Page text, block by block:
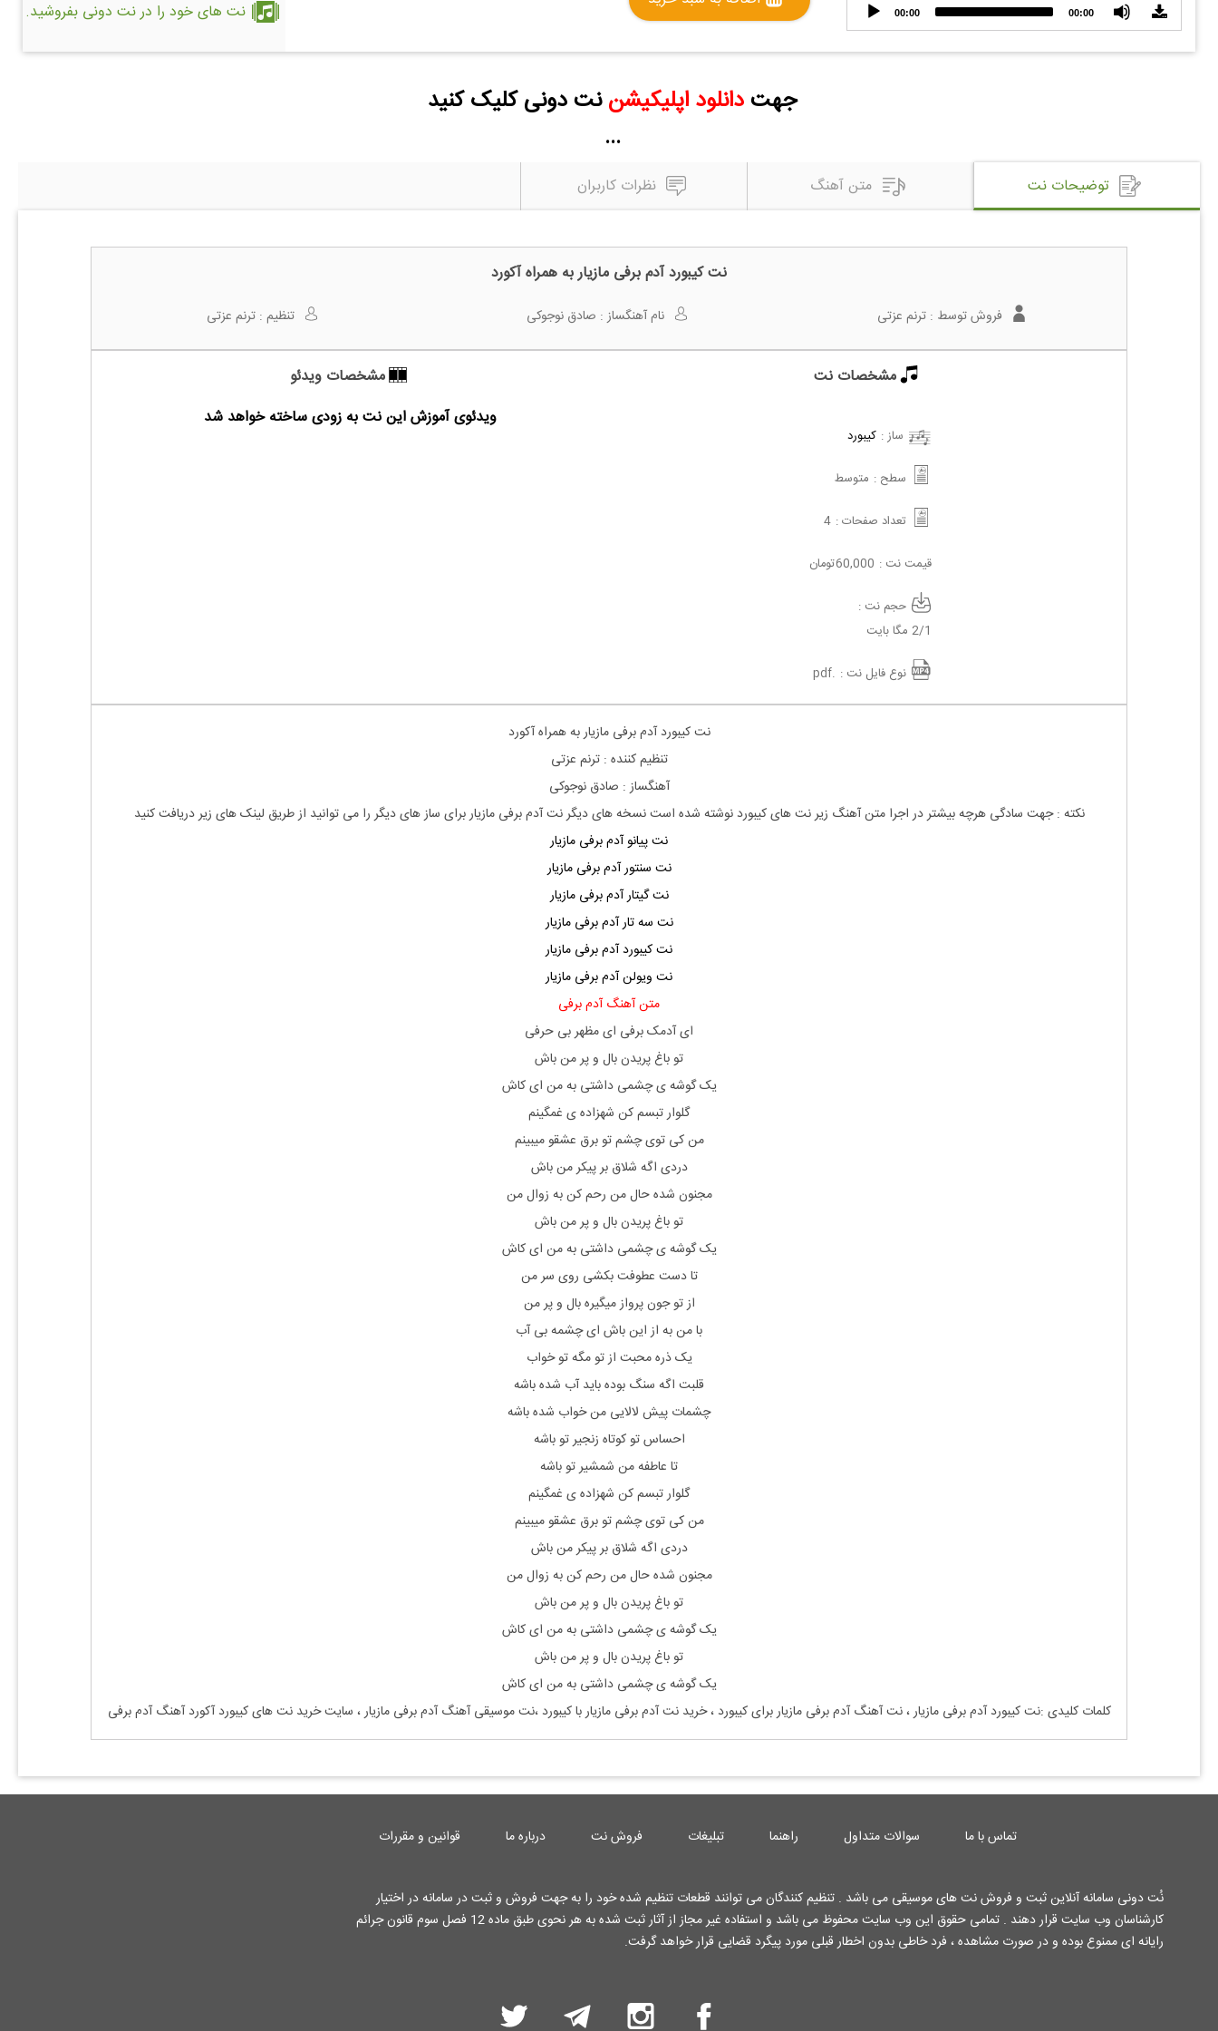
Audio
Player
00:00 00:00 نت های خود را در نت دونی بفروشید.
جهتدانلود اپلیکیشن نت دونی کلیک کنید
...
توضیحات نت متن آهنگ نظرات کاربران
نت کیبورد آدم برفی مازیار به همراه آکورد
فروش توسط :ترنم عزتی نام آهنگساز : صادق نوجوکی تنظیم :ترنم عزتی
مشخصات نت
ساز : کیبورد
سطح : متوسط
تعداد صفحات : 4
قیمت نت : 60,000تومان
حجم نت :
2/1 مگا بایت
نوع فایل نت : .pdf
مشخصات ویدئو
ویدئوی آموزش این نت به زودی ساخته خواهد شد
نت کیبورد آدم برفی مازیار به همراه آکورد
تنظیم کننده : ترنم عزتی
آهنگساز : صادق نوجوکی
نکته : جهت سادگی هرچه بیشتر در اجرا متن آهنگ زیر نت های کیبورد نوشته شده است نسخه های دیگر نتآدم برفی مازیاربرای ساز های دیگر را می توانید از طریق لینک های زیر دریافت کنید
نت پیانو آدم برفی مازیار
نت سنتور آدم برفی مازیار
نت گیتار آدم برفی مازیار
نت سه تار آدم برفی مازیار
نت کیبورد آدم برفی مازیار
نت ویولن آدم برفی مازیار
متن آهنگ آدم برفی
ای آدمک برفی ای مظهر بی حرفی
تو باغ پریدن بال و پر من باش
یک گوشه ی چشمی داشتی به من ای کاش
گلوار تبسم کن شهزاده ی غمگینم
من کی توی چشم تو برق عشقو میبینم
دردی اگه شلاق بر پیکر من باش
مجنون شده حال من رحم کن به زوال من
تو باغ پریدن بال و پر من باش
یک گوشه ی چشمی داشتی به من ای کاش
تا دست عطوفت بکشی روی سر من
از تو جون پرواز میگیره بال و پر من
با من به از این باش ای چشمه بی آب
یک ذره محبت از تو مگه تو خواب
قلبت اگه سنگ بوده باید آب شده باشه
چشمات پیش لالایی من خواب شده باشه
احساس تو کوتاه زنجیر تو باشه
تا عاطفه من شمشیر تو باشه
گلوار تبسم کن شهزاده ی غمگینم
من کی توی چشم تو برق عشقو میبینم
دردی اگه شلاق بر پیکر من باش
مجنون شده حال من رحم کن به زوال من
تو باغ پریدن بال و پر من باش
یک گوشه ی چشمی داشتی به من ای کاش
تو باغ پریدن بال و پر من باش
یک گوشه ی چشمی داشتی به من ای کاش
کلمات کلیدی :نت کیبورد آدم برفی مازیار، نت آهنگ آدم برفی مازیاربرای کیبورد ، خرید نتآدم برفی مازیاربا کیبورد ،نت موسیقی آهنگ آدم برفی مازیار، سایت خرید نت های کیبورد آکورد آهنگ آدم برفی
تماس با ما سوالات متداول راهنما تبلیغات فروش نت درباره ما قوانین و مقررات
نُت دونی سامانه آنلاین ثبت و فروش نت های موسیقی می باشد . تنظیم کنندگان می توانند قطعات تنظیم شده خود را به جهت فروش و ثبت در سامانه در اختیار
کارشناسان وب سایت قرار دهند . تمامی حقوق این وب سایت محفوظ می باشد و استفاده غیر مجاز از آثار ثبت شده به هر نحوی طبق ماده 12 فصل سوم قانون جرائم
رایانه ای ممنوع بوده و در صورت مشاهده ، فرد خاطی بدون اخطار قبلی مورد پیگرد قضایی قرار خواهد گرفت.